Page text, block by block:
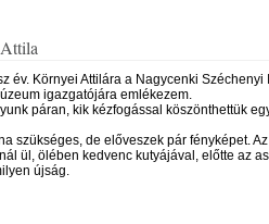
év. Környei Attilára a Nagycenki Széchenyi
igazgatójára emlékezem.
páran, kik kézfogással köszönthettük
szükséges, de előveszek pár fényképet. Az
ül, ölében kedvenc kutyájával, előtte az
újság.